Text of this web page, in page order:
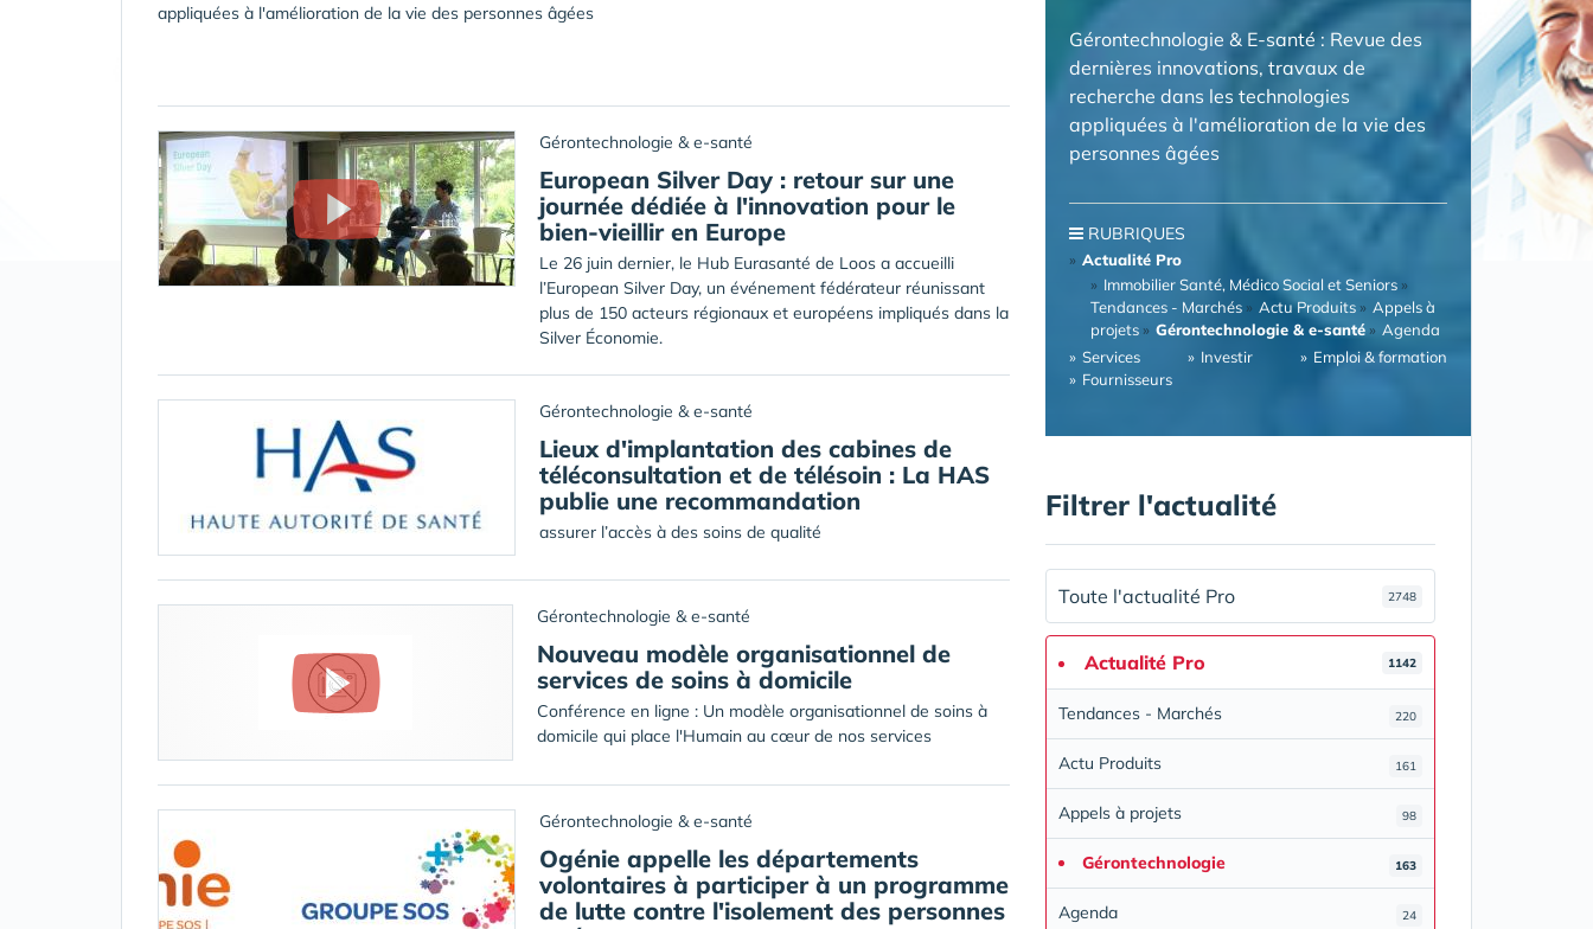
appliquées à l'amélioration de la vie des personnes âgées
Gérontechnologie & e-santé
European Silver Day : retour sur une
journée dédiée à l'innovation pour le
bien-vieillir en Europe
Le 26 juin dernier, le Hub Eurasanté de Loos a accueilli
l’European Silver Day, un événement fédérateur réunissant
plus de 150 acteurs régionaux et européens impliqués dans la
Silver Économie.
Gérontechnologie & e-santé
Lieux d'implantation des cabines de
téléconsultation et de télésoin : La HAS
publie une recommandation
assurer l’accès à des soins de qualité
Gérontechnologie & e-santé
Nouveau modèle organisationnel de
services de soins à domicile
Conférence en ligne : Un modèle organisationnel de soins à
domicile qui place l'Humain au cœur de nos services
Gérontechnologie & e-santé
Ogénie appelle les départements
volontaires à participer à un programme
de lutte contre l'isolement des personnes
Gérontechnologie & E-santé : Revue des
dernières innovations, travaux de
recherche dans les technologies
appliquées à l'amélioration de la vie des
personnes âgées
RUBRIQUES
Actualité Pro
Immobilier Santé, Médico Social et Seniors
Tendances - Marchés
Actu Produits
Appels à
projets
Gérontechnologie & e-santé
Agenda
Services
Investir
Emploi & formation
Fournisseurs
Filtrer l'actualité
Toute l'actualité Pro 2748
Actualité Pro 1142
Tendances - Marchés 220
Actu Produits 161
Appels à projets 98
Gérontechnologie 163
Agenda 24